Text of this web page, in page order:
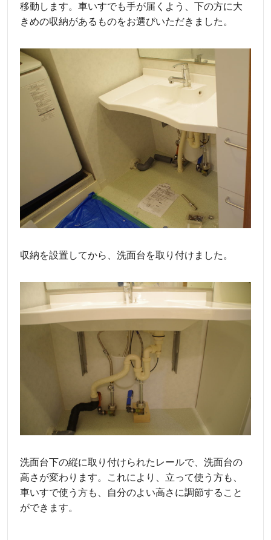
移動します。車いすでも手が届くよう、下の方に大
きめの収納があるものをお選びいただきました。
収納を設置してから、洗面台を取り付けました。
洗面台下の縦に取り付けられたレールで、洗面台の
高さが変わります。これにより、立って使う方も、
車いすで使う方も、自分のよい高さに調節すること
ができます。